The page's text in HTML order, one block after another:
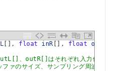
, float inR , float outL
、outR[]はそれぞれ入力信号と
のサイズ、サンプリング周波数は